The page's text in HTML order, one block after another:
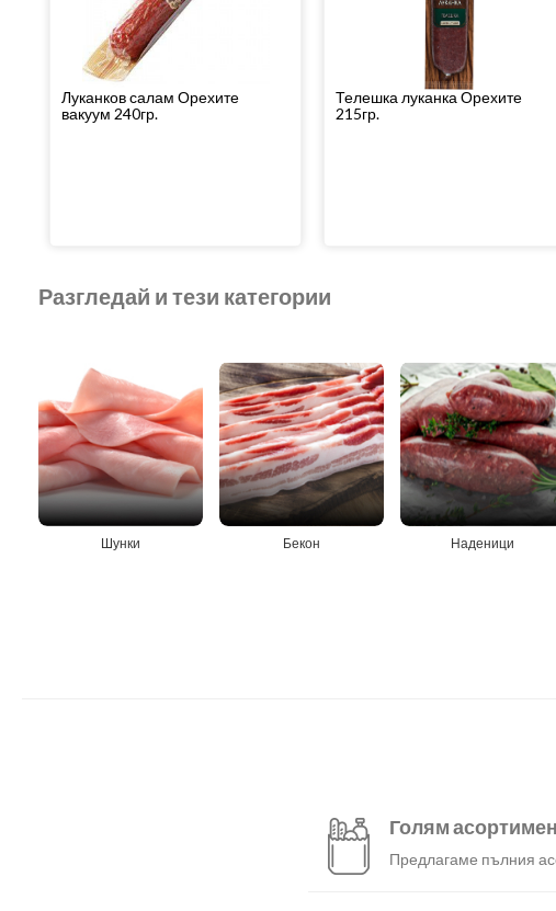
Луканков салам Орехите
вакуум 240гр.
Телешка луканка Орехите
215гр.
Разгледай и тези категории
Шунки Бекон Наденици
Голям
Предлагаме пълния